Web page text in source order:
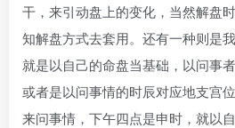
干，来引动盘上的变化，当然解盘
知解盘方式去套用。还有一种则是
就是以自己的命盘当基础，以问事
或者是以问事情的时辰对应地支宫
来问事情，下午四点是申时，就以